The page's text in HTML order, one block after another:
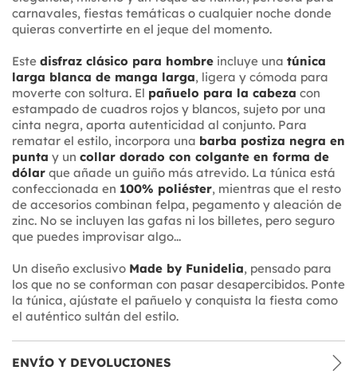
carnavales, fiestas temáticas o cualquier noche donde
quieras convertirte en el jeque del momento.
Este disfraz clásico para hombre incluye una túnica
larga blanca de manga larga, ligera y cómoda para
moverte con soltura. El pañuelo para la cabeza con
estampado de cuadros rojos y blancos, sujeto por una
cinta negra, aporta autenticidad al conjunto. Para
rematar el estilo, incorpora una barba postiza negra en
punta y un collar dorado con colgante en forma de
dólar que añade un guiño más atrevido. La túnica está
confeccionada en 100% poliéster, mientras que el resto
de accesorios combinan felpa, pegamento y aleación de
zinc. No se incluyen las gafas ni los billetes, pero seguro
que puedes improvisar algo...
Un diseño exclusivo Made by Funidelia, pensado para
los que no se conforman con pasar desapercibidos. Ponte
la túnica, ajústate el pañuelo y conquista la fiesta como
el auténtico sultán del estilo.
ENVÍO Y DEVOLUCIONES